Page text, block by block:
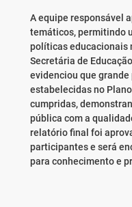
A equipe responsável
temáticos, permitindo
políticas educacionais
Secretária de
evidenciou que
estabelecidas no
cumpridas,
pública com a
relatório final foi
participantes e será
para conhecimento e